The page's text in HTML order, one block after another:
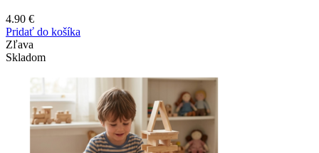
4.90 €
Pridať do košíka
Zľava
Skladom